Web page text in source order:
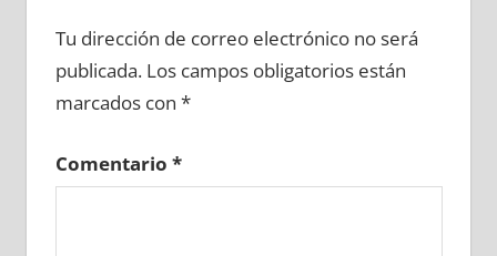
Tu dirección de correo electrónico no será
publicada. Los campos obligatorios están
marcados con *
Comentario *